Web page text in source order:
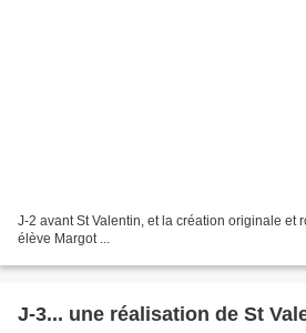
J-2 avant St Valentin, et la création originale et
élève Margot ...
J-3... une réalisation de St